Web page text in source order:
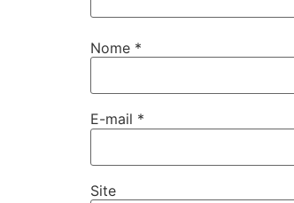
Nome *
E-mail *
Site